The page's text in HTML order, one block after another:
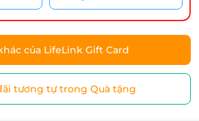
của LifeLink Gift Card
tương tự trong Quà tặng